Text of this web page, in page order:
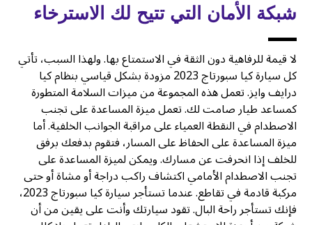
شبكة الأمان التي تتيح لك الاسترخاء
لا قيمة للرفاهية دون الثقة في الاستمتاع بها. ولهذا السبب، تأتي
كل سيارة كيا سبورتاج 2023 مزودة بشكل قياسي بنظام كيا
درايف وايز. تعمل هذه المجموعة من ميزات السلامة المتطورة
كمساعد طيار صامت لك. تعمل ميزة المساعدة على تجنب
الاصطدام في النقطة العمياء على مراقبة الجوانب الخلفية. أما
ميزة المساعدة على الحفاظ على المسار، فتقوم بدفعك برفق
للخلف إذا انحرفت عن مسارك. ويمكن لميزة المساعدة على
تجنب الاصطدام الأمامي اكتشاف راكب دراجة أو مشاة أو حتى
مركبة قادمة في تقاطع. عندما تستأجر سيارة كيا سبورتاج 2023،
فإنك تستأجر راحة البال. تقود سيارتك وأنت على يقين من أن